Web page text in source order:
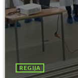
REGIJA